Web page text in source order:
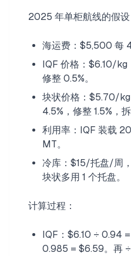
2025 年单柜航线的假设
海运费：$5,500 每
IQF 价格：$6.10/kg
修整 0.5%。
块状价格：$5.70/kg
4.5%，修整 1.5%，
利用率：IQF 装载
MT。
冷库：$15/托盘/周
块状多用 1 个托盘。
计算过程：
IQF：$6.10 ÷ 0.94
0.985 = $6.59。再